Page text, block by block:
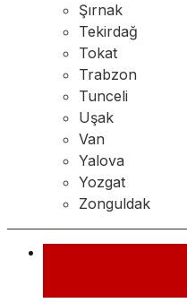
Şırnak
Tekirdağ
Tokat
Trabzon
Tunceli
Uşak
Van
Yalova
Yozgat
Zonguldak